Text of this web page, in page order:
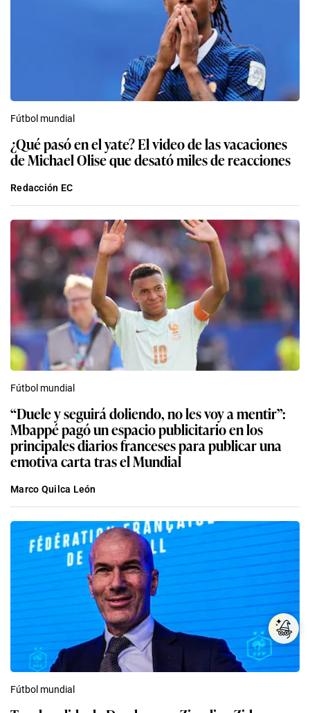
Fútbol mundial
¿Qué pasó en el yate? El video de las vacaciones
de Michael Olise que desató miles de reacciones
Redacción EC
Fútbol mundial
“Duele y seguirá doliendo, no les voy a mentir”:
Mbappé pagó un espacio publicitario en los
principales diarios franceses para publicar una
emotiva carta tras el Mundial
Marco Quilca León
Fútbol mundial